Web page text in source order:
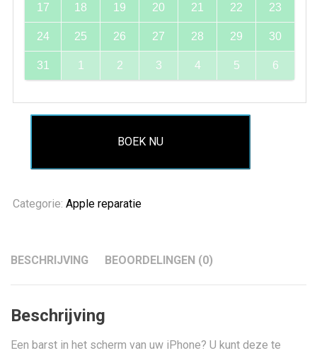
17 18 19 20 21 22 23
24 25 26 27 28 29 30
31 1 2 3 4 5 6
BOEK NU
Categorie: Apple reparatie
BESCHRIJVING BEOORDELINGEN (0)
Beschrijving
Een barst in het scherm van uw iPhone? U kunt deze te